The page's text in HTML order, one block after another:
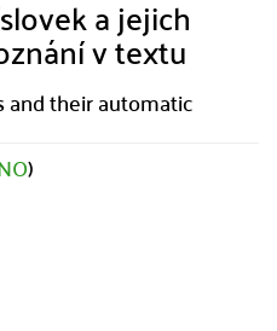
a jejich
v textu
and their automatic
)